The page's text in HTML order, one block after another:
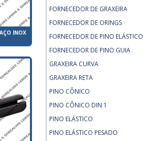
INOX
FORNECEDOR DE GRAXEIRA
FORNECEDOR DE ORINGS
FORNECEDOR DE PINO ELÁSTICO
FORNECEDOR DE PINO GUIA
GRAXEIRA CURVA
GRAXEIRA RETA
PINO CÔNICO
PINO CÔNICO DIN 1
PINO ELÁSTICO
PINO ELÁSTICO PESADO